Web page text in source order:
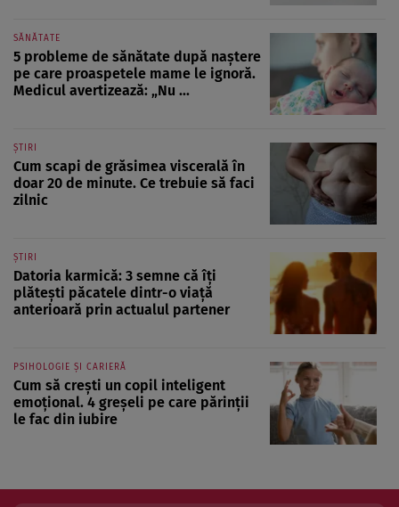
SĂNĂTATE
5 probleme de sănătate după naștere
pe care proaspetele mame le ignoră.
Medicul avertizează: „Nu ...
ȘTIRI
Cum scapi de grăsimea viscerală în
doar 20 de minute. Ce trebuie să faci
zilnic
ȘTIRI
Datoria karmică: 3 semne că îți
plătești păcatele dintr-o viață
anterioară prin actualul partener
PSIHOLOGIE ȘI CARIERĂ
Cum să crești un copil inteligent
emoțional. 4 greșeli pe care părinții
le fac din iubire